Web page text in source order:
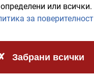
или всички.
за поверителност
Забрани всички